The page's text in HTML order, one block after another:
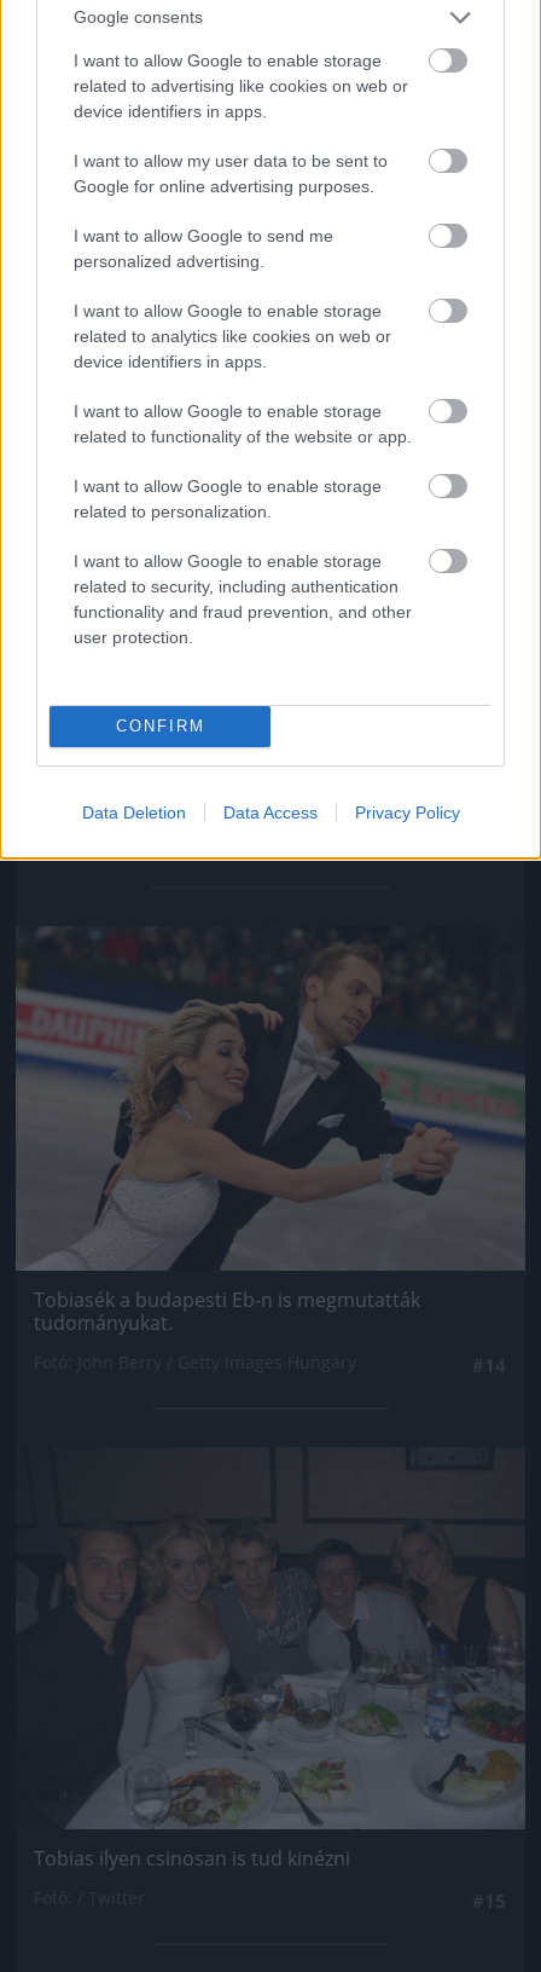
Google consents
I want to allow Google to enable storage
related to advertising like cookies on web or
device identifiers in apps.
I want to allow my user data to be sent to
Google for online advertising purposes.
I want to allow Google to send me
personalized advertising.
I want to allow Google to enable storage
related to analytics like cookies on web or
device identifiers in apps.
I want to allow Google to enable storage
related to functionality of the website or app.
I want to allow Google to enable storage
related to personalization.
I want to allow Google to enable storage
related to security, including authentication
functionality and fraud prevention, and other
user protection.
CONFIRM
Data Deletion Data Access Privacy Policy
Fotó: Mike Hewitt / Getty Images Hungary
Jön még kép!
tagja echte New York-i, de megoldotta a problémát.
Jön még kép!
Tobiasék a budapesti Eb-n is megmutatták
tudományukat.
Tobias ilyen csinosan is tud kinézni